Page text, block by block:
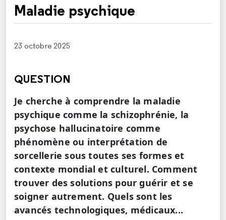
Maladie psychique
23 octobre 2025
QUESTION
Je cherche à comprendre la maladie
psychique comme la schizophrénie, la
psychose hallucinatoire comme
phénomène ou interprétation de
sorcellerie sous toutes ses formes et
contexte mondial et culturel. Comment
trouver des solutions pour guérir et se
soigner autrement. Quels sont les
avancés technologiques, médicaux...